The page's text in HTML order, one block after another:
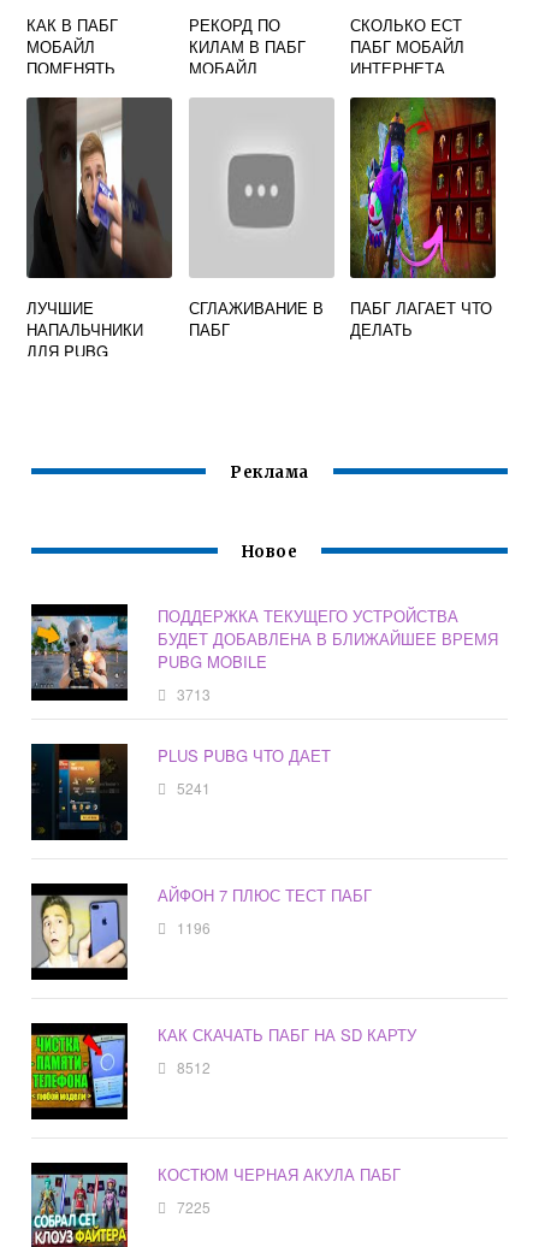
КАК В ПАБГ
МОБАЙЛ
ПОМЕНЯТЬ
РЕКОРД ПО
КИЛАМ В ПАБГ
МОБАЙЛ
СКОЛЬКО ЕСТ
ПАБГ МОБАЙЛ
ИНТЕРНЕТА
ЛУЧШИЕ
НАПАЛЬЧНИКИ
ДЛЯ PUBG
СГЛАЖИВАНИЕ В
ПАБГ
ПАБГ ЛАГАЕТ ЧТО
ДЕЛАТЬ
Реклама
Новое
ПОДДЕРЖКА ТЕКУЩЕГО УСТРОЙСТВА
БУДЕТ ДОБАВЛЕНА В БЛИЖАЙШЕЕ ВРЕМЯ
PUBG MOBILE
3713
PLUS PUBG ЧТО ДАЕТ
5241
АЙФОН 7 ПЛЮС ТЕСТ ПАБГ
1196
КАК СКАЧАТЬ ПАБГ НА SD КАРТУ
8512
КОСТЮМ ЧЕРНАЯ АКУЛА ПАБГ
7225